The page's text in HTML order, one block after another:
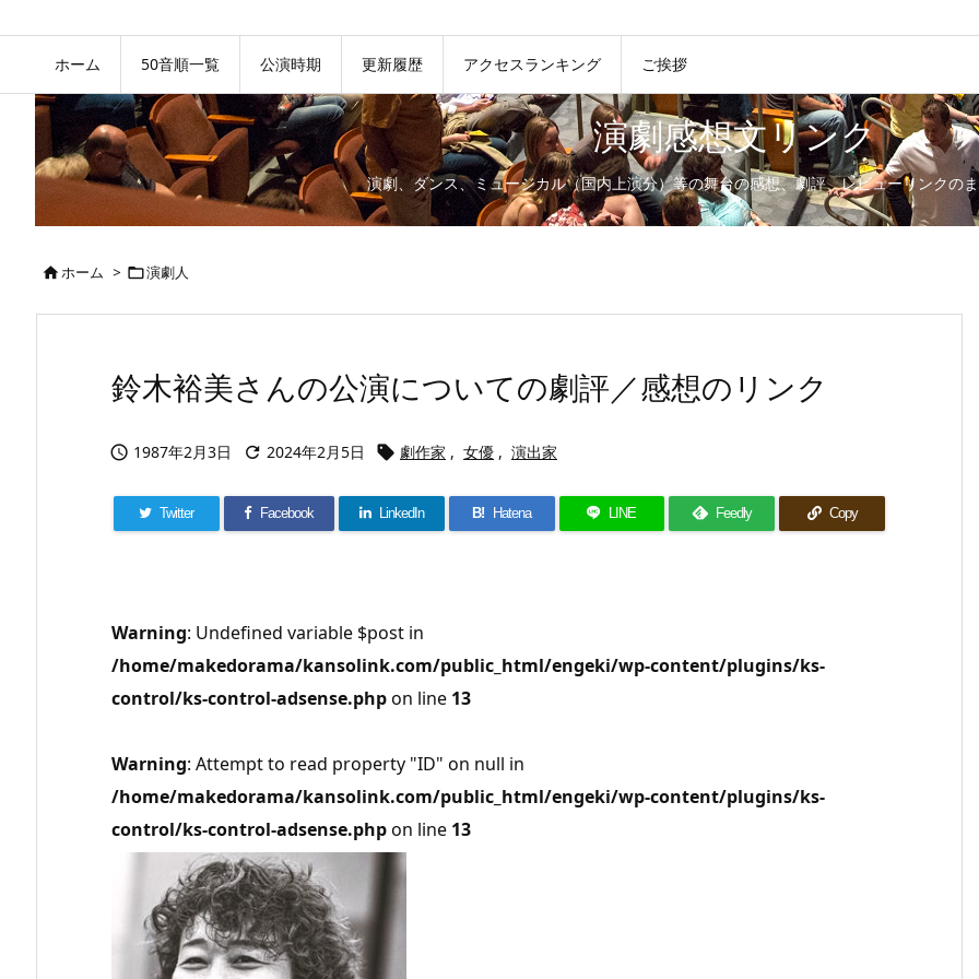
ホーム 50音順一覧 公演時期 更新履歴 アクセスランキング ご挨拶
演劇感想文リンク
演劇、ダンス、ミュージカル（国内上演分）等の舞台の感想、劇評、レビューリンクの
ホーム > 演劇人
鈴木裕美さんの公演についての劇評／感想のリンク
 1987年2月3日  2024年2月5日  劇作家 , 女優 , 演出家
Twitter Facebook LinkedIn B! Hatena LINE Feedly Copy
Warning: Undefined variable $post in
/home/makedorama/kansolink.com/public_html/engeki/wp-content/plugins/ks-
control/ks-control-adsense.phpon line 13
Warning: Attempt to read property "ID" on null in
/home/makedorama/kansolink.com/public_html/engeki/wp-content/plugins/ks-
control/ks-control-adsense.phpon line 13